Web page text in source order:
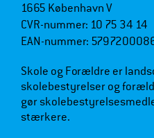
1665 København V
CVR-nummer: 10 75 34 14
EAN-nummer:
Skole og Forældre er
skolebestyrelser og
gør
stærkere.